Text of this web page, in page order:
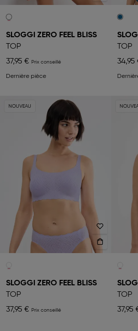
SLOGGI ZERO FEEL BLISS
TOP
37,95 €
Dernière pièce
TOP
34,95
NOUVEAU
SLOGGI ZERO FEEL BLISS
TOP
37,95 €
TOP
37,95